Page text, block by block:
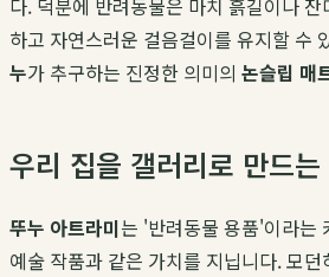
다. 덕분에 반려동물은 마치 흙길이나
하고 자연스러운 걸음걸이를 유지할 수
누가 추구하는 진정한 의미의 논슬립 매
우리 집을 갤러리로 만드
뚜누 아트라미는 '반려동물 용품'이라는
예술 작품과 같은 가치를 지닙니다. 모